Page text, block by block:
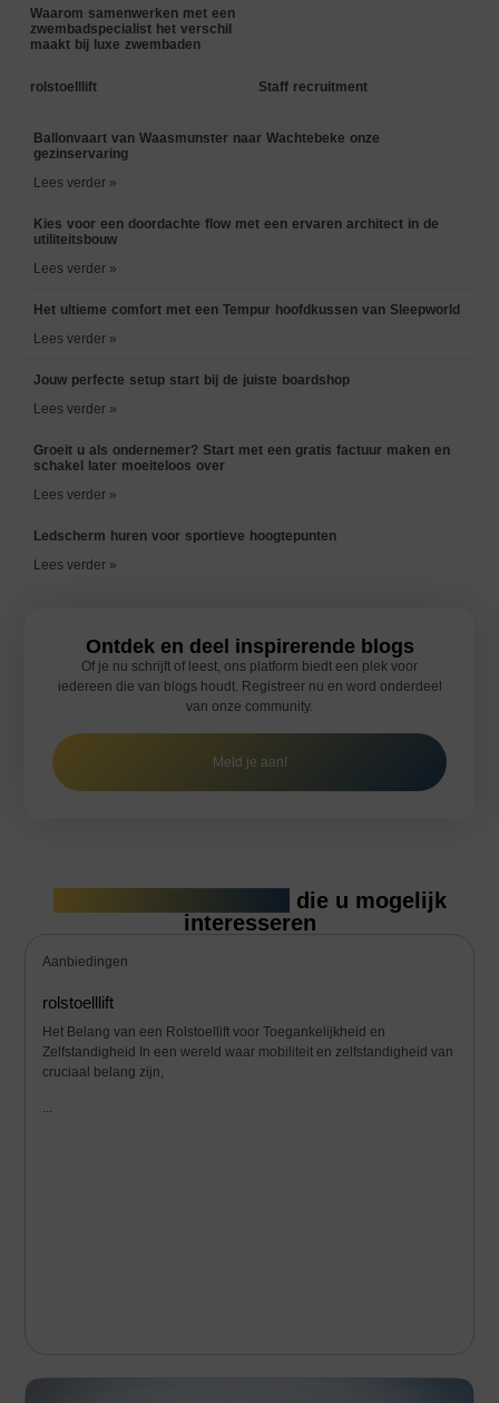
Waarom samenwerken met een
zwembadspecialist het verschil
maakt bij luxe zwembaden
rolstoelllift Staff recruitment
Ballonvaart van Waasmunster naar Wachtebeke onze
gezinservaring
Lees verder »
Kies voor een doordachte flow met een ervaren architect in de
utiliteitsbouw
Lees verder »
Het ultieme comfort met een Tempur hoofdkussen van Sleepworld
Lees verder »
Jouw perfecte setup start bij de juiste boardshop
Lees verder »
Groeit u als ondernemer? Start met een gratis factuur maken en
schakel later moeiteloos over
Lees verder »
Ledscherm huren voor sportieve hoogtepunten
Lees verder »
Ontdek en deel inspirerende blogs
Of je nu schrijft of leest, ons platform biedt een plek voor
iedereen die van blogs houdt. Registreer nu en word onderdeel
van onze community.
Meld je aan!
die u mogelijk
interesseren
Aanbiedingen
rolstoelllift
Het Belang van een Rolstoellift voor Toegankelijkheid en
Zelfstandigheid In een wereld waar mobiliteit en zelfstandigheid van
cruciaal belang zijn,
...